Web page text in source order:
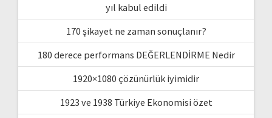
yıl kabul edildi
170 şikayet ne zaman sonuçlanır?
180 derece performans DEĞERLENDİRME Nedir
1920×1080 çözünürlük iyimidir
1923 ve 1938 Türkiye Ekonomisi özet